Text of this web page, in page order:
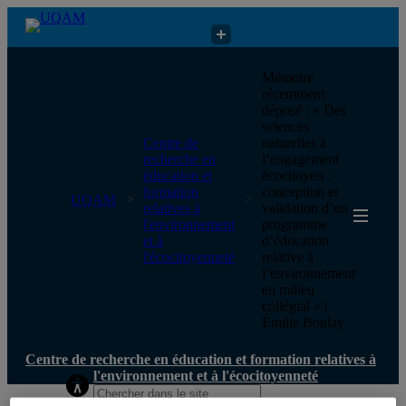
Centre de recherche en éducation et formation relatives à
UQAM
Centre de
recherche en
éducation et
formation
relatives à
l'environnement
et à
l'écocitoyenneté
Mémoire
récemment
déposé : « Des
sciences
naturelles à
l’engagement
écocitoyen :
conception et
validation d’un
programme
d’éducation
relative à
l’environnement
en milieu
collégial » |
Émilie Boulay
Centre de recherche en éducation et formation relatives à
l'environnement et à l'écocitoyenneté